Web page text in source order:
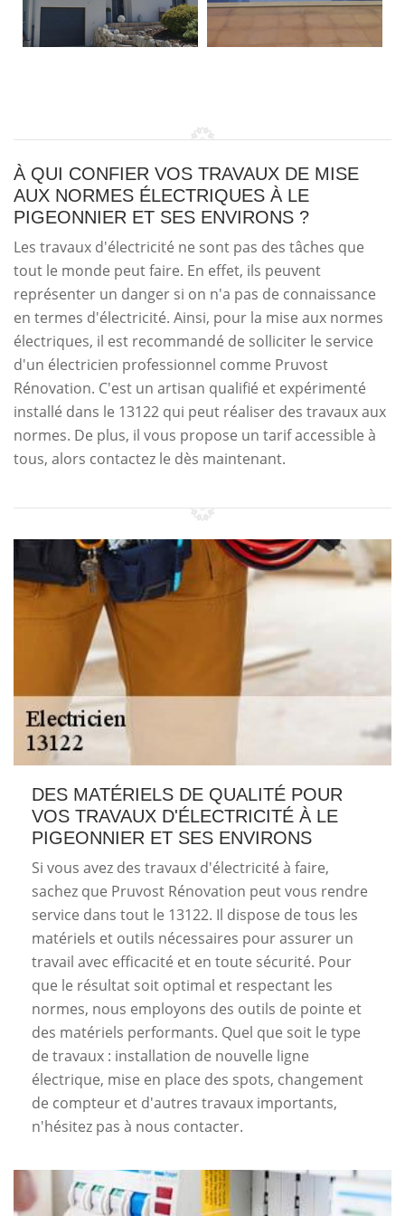
À QUI CONFIER VOS TRAVAUX DE MISE
AUX NORMES ÉLECTRIQUES À LE
PIGEONNIER ET SES ENVIRONS ?
Les travaux d'électricité ne sont pas des tâches que
tout le monde peut faire. En effet, ils peuvent
représenter un danger si on n'a pas de connaissance
en termes d'électricité. Ainsi, pour la mise aux normes
électriques, il est recommandé de solliciter le service
d'un électricien professionnel comme Pruvost
Rénovation. C'est un artisan qualifié et expérimenté
installé dans le 13122 qui peut réaliser des travaux aux
normes. De plus, il vous propose un tarif accessible à
tous, alors contactez le dès maintenant.
DES MATÉRIELS DE QUALITÉ POUR
VOS TRAVAUX D'ÉLECTRICITÉ À LE
PIGEONNIER ET SES ENVIRONS
Si vous avez des travaux d'électricité à faire,
sachez que Pruvost Rénovation peut vous rendre
service dans tout le 13122. Il dispose de tous les
matériels et outils nécessaires pour assurer un
travail avec efficacité et en toute sécurité. Pour
que le résultat soit optimal et respectant les
normes, nous employons des outils de pointe et
des matériels performants. Quel que soit le type
de travaux : installation de nouvelle ligne
électrique, mise en place des spots, changement
de compteur et d'autres travaux importants,
n'hésitez pas à nous contacter.